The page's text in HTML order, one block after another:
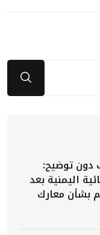
دون توضيح:
اليمنية بعد
بشأن معارك